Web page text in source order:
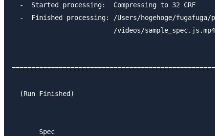
-  Started processing:
-  Finished processing: /Users/hogehoge/fugafuga/
/
  (Run Finished)
Spec